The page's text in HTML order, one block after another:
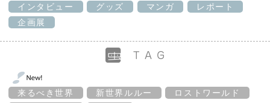
インタビュー
グッズ マンガ
レポート
企画展
来るべき世界 新世界ルルー ロストワールド